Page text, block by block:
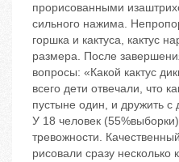
прорисованными
сильного нажима.
горшка и кактуса, кактус
размера. После
вопросы: «Какой кактус
всего дети отвечали, что
пустыне один, и дружить с
У 18 человек
тревожности.
рисовали сразу несколько